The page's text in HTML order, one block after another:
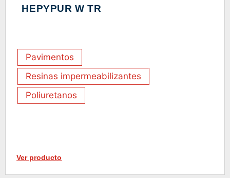
HEPYPUR W TR
Pavimentos
Resinas impermeabilizantes
Poliuretanos
Ver producto